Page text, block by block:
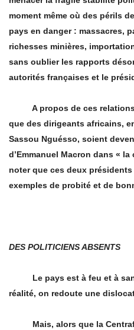
moment même où des périls
pays en danger : massacres,
richesses minières,
sans oublier les rapports
autorités françaises et le
A propos de ces relations
que des dirigeants africains,
Sassou Nguésso, soient
d’Emmanuel Macron dans «
noter que ces deux
exemples de probité et de
DES POLITICIENS ABSENTS
Le pays est à feu et à
réalité, on redoute une
Mais, alors que la